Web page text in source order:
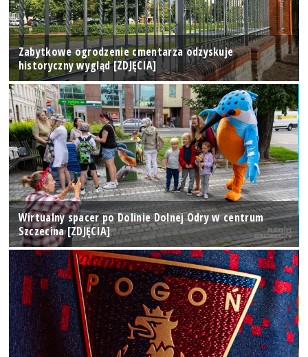
Zabytkowe ogrodzenie cmentarza odzyskuje
historyczny wygląd [ZDJĘCIA]
Wirtualny spacer po Dolinie Dolnej Odry w centrum
Szczecina [ZDJĘCIA]